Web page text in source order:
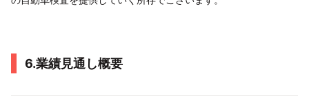
6.業績見通し概要